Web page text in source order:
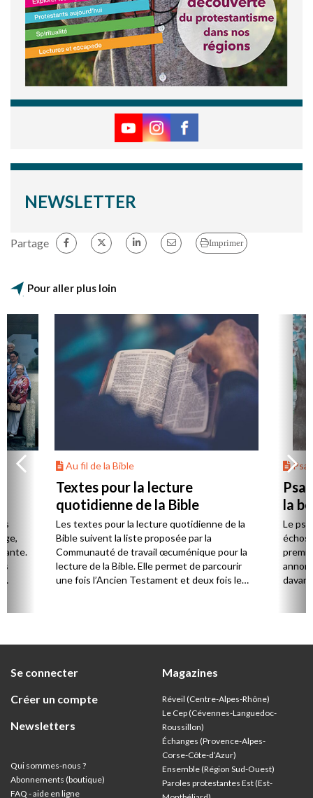
NEWSLETTER
Partage Imprimer
Pour aller plus loin
Au fil de la Bible
Textes pour la lecture
quotidienne de la Bible
Les textes pour la lecture quotidienne de la
Bible suivent la liste proposée par la
Communauté de travail œcuménique pour la
lecture de la Bible. Elle permet de parcourir
une fois l’Ancien Testament et deux fois le
la
Le
échos
Se connecter
Créer un compte
Newsletters
Qui sommes-nous ?
Abonnements (boutique)
FAQ - aide en ligne
Magazines
Réveil (Centre-Alpes-Rhône)
Le Cep (Cévennes-Languedoc-
Roussillon)
Échanges (Provence-Alpes-
Corse-Côte-d’Azur)
Ensemble (Région Sud-Ouest)
Paroles protestantes Est (Est-